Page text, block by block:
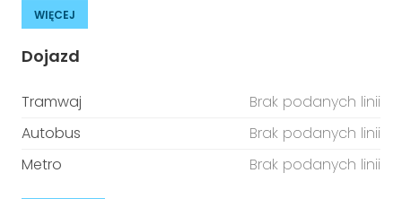
WIĘCEJ
Dojazd
Tramwaj
Brak podanych linii
Autobus
Brak podanych linii
Metro
Brak podanych linii